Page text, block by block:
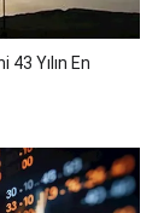
Yılın En